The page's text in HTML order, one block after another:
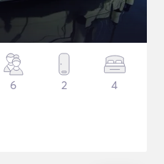
6 2 4